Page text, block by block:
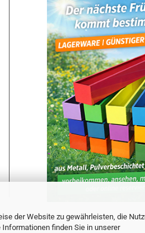
der Website zu gewährleisten, die
finden Sie in unserer